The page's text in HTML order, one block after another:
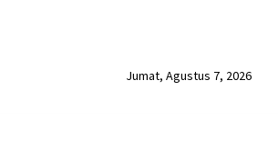
Jumat, Agustus 7, 2026